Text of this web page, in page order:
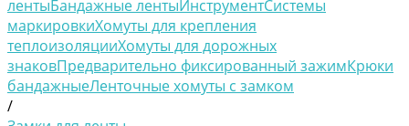
лентыБандажные лентыИнструментСистемы
маркировкиХомуты для крепления
теплоизоляцииХомуты для дорожных
знаковПредварительно фиксированный зажимКрюки
бандажныеЛенточные хомуты с замком
/